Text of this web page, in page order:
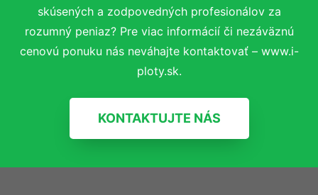
skúsených a zodpovedných profesionálov za
rozumný peniaz? Pre viac informácií či nezáväznú
cenovú ponuku nás neváhajte kontaktovať – www.i-
ploty.sk.
KONTAKTUJTE NÁS